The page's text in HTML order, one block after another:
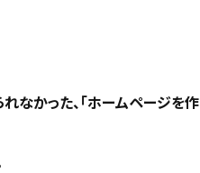
なかった、「ホームページを作